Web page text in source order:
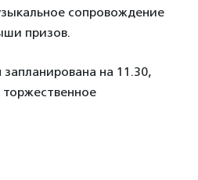
сопровождение
призов.
на 11.30,
торжественное